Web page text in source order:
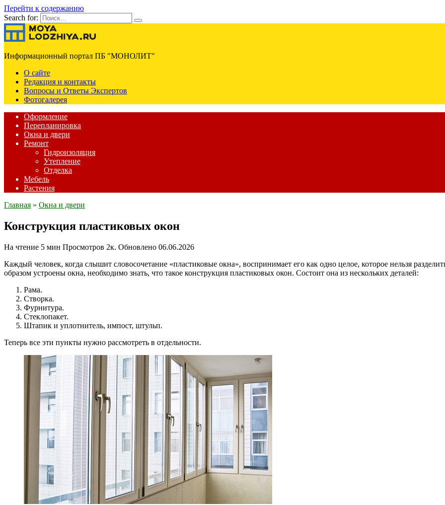
Перейти к содержанию
Search for:
Информационный портал ПБ "МОНОЛИТ"
О сайте
Редакция и контакты
Вопросы и Ответы Экспертов
Фотогалерея
Оформление
Перепланировка
Окна и двери
Ремонт
Гидроизоляция
Утепление
Отделка
Мебель
Растения
Главная » Окна и двери
Конструкция пластиковых окон
На чтение 5 мин Просмотров 2к. Обновлено 06.06.2026
Каждый человек, когда слышит словосочетание «пластиковые окна», воспринимает его как одно целое, которое нельзя
образом устроены окна, необходимо знать, что такое конструкция пластиковых окон. Состоит она из нескольких деталей:
Рама.
Створка.
Фурнитура.
Стеклопакет.
Штапик и уплотнитель, импост, штульп.
Теперь все эти пункты нужно рассмотреть в отдельности.